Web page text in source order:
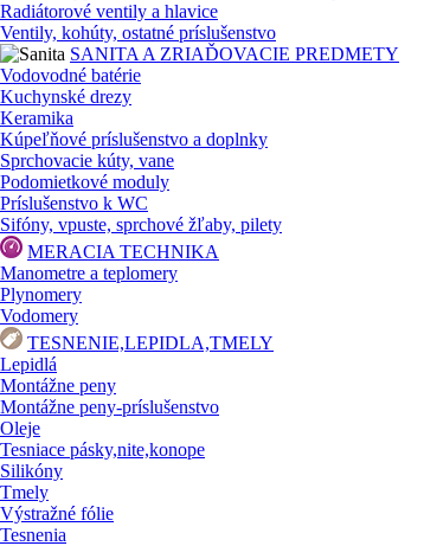
Radiátorové ventily a hlavice
Ventily, kohúty, ostatné príslušenstvo
SANITA A ZRIAĎOVACIE PREDMETY
Vodovodné batérie
Kuchynské drezy
Keramika
Kúpeľňové príslušenstvo a doplnky
Sprchovacie kúty, vane
Podomietkové moduly
Príslušenstvo k WC
Sifóny, vpuste, sprchové žľaby, pilety
MERACIA TECHNIKA
Manometre a teplomery
Plynomery
Vodomery
TESNENIE,LEPIDLA,TMELY
Lepidlá
Montážne peny
Montážne peny-príslušenstvo
Oleje
Tesniace pásky,nite,konope
Silikóny
Tmely
Výstražné fólie
Tesnenia